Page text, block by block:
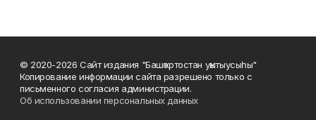
© 2020-2026 Сайт издания "Башҡортостан уҡытыусыһы"
Копирование информации сайта разрешено только с
письменного согласия администрации.
Об использовании персональных данных